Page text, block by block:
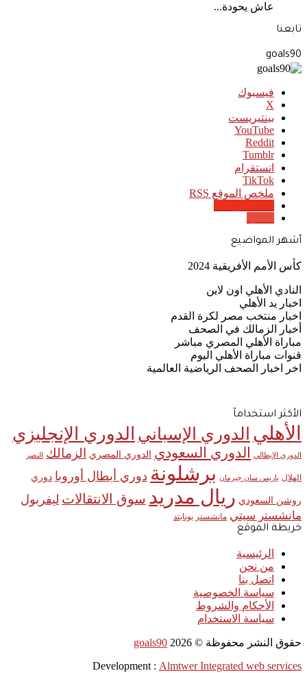
عاش يحودة...
تابعنا
goals90
فيسبوك
‫X
بينتيريست
‫YouTube
انستقرام
‫TikTok
ملخص الموقع RSS
أشهر المواضيع
كأس الأمم الأفريقية 2024
النادي الأهلي اون لاين
اخبار يد الأهلي
اخبار منتخب مصر لكرة القدم
أخبار الزمالك في الصحف
مباراة الأهلي المصري مباشر
قنوات مباراة الأهلي اليوم
اخر اخبار الصحف الرياضية العالمية
الأكثر استخدامآ
الأهلي الدوري الإسباني الدوري الإنجليزي
الدوري الإيطالي الدوري السعودي الدوري المصري الزمالك النصر
الهلال باريس سان جيرمان برشلونة دوري أبطال أوروبا دوري
روشن السعودي ريال مدريد سوق الانتقالات ليفربول
مانشستر سيتي مانشستر يونايتد
خريطة الموقع
الرئيسية
من نحن
اتصل بنا
سياسة الخصوصية
الأحكام والشروط
سياسة الاستخدام
حقوق النشر محفوظة © goals90 2026
Development : Almtwer Integrated web services